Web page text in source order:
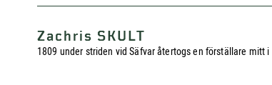
Zachris SKULT
1809 under striden vid Säfvar återtogs en förställare mitt